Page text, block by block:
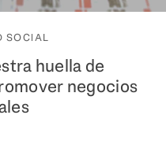
SOCIAL
huella de
negocios